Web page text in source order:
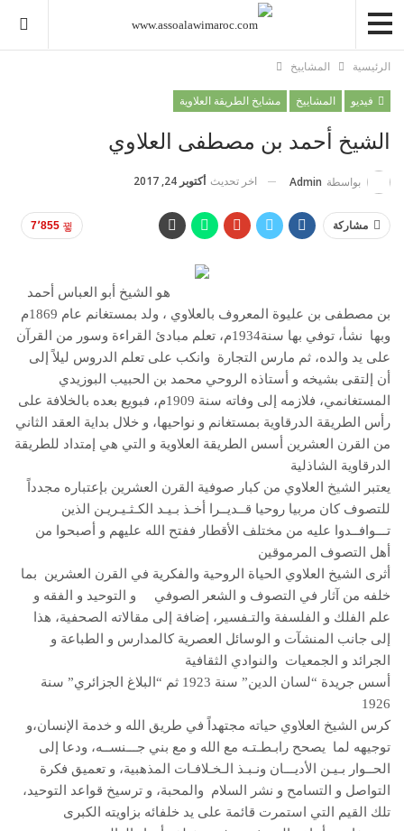
الرئيسية المشاييخ
فيديو المشاييخ مشايخ الطريقة العلاوية
الشيخ أحمد بن مصطفى العلاوي
بواسطة Admin اخر تحديث أكتوبر 24, 2017
7٬855 مشاركة
هو الشيخ أبو العباس أحمد
بن مصطفى بن عليوة المعروف بالعلاوي ، ولد بمستغانم عام 1869م
وبها نشأ، توفي بها سنة1934م، تعلم مبادئ القراءة وسور من القرآن
على يد والده، ثم مارس التجارة وانكب على تعلم الدروس ليلاً إلى
أن إلتقى بشيخه و أستاذه الروحي محمد بن الحبيب البوزيدي
المستغانمي، فلازمه إلى وفاته سنة 1909م، فبويع بعده بالخلافة على
رأس الطريقة الدرقاوية بمستغانم و نواحيها، و خلال بداية العقد الثاني
من القرن العشرين أسس الطريقة العلاوية و التي هي إمتداد للطريقة
الدرقاوية الشاذلية
يعتبر الشيخ العلاوي من كبار صوفية القرن العشرين بإعتباره مجدداً
للتصوف كان مربيا روحيا قــديــرا أخـذ بـيـد الكـثـيـريـن الذين
تـــوافــدوا عليه من مختلف الأقطار ففتح الله عليهم و أصبحوا من
أهل التصوف المرموقين
أثرى الشيخ العلاوي الحياة الروحية والفكرية في القرن العشرين بما
خلفه من آثار في التصوف و الشعر الصوفي و التوحيد و الفقه و
علم الفلك و الفلسفة والتـفسير، إضافة إلى مقالاته الصحفية، هذا
إلى جانب المنشآت و الوسائل العصرية كالمدارس و الطباعة و
الجرائد و الجمعيات والنوادي الثقافية
أسس جريدة “لسان الدين” سنة 1923 ثم “البلاغ الجزائري” سنة
1926
كرس الشيخ العلاوي حياته مجتهداً في طريق الله و خدمة الإنسان،و
توجيهه لما يصحح رابـطـتـه مع الله و مع بني جـــنســه، ودعا إلى
الحــوار بـيـن الأديـــان ونـبـذ الـخـلافـات المذهبية، و تعميق فكرة
التواصل و التسامح و نشر السلام والمحبة، و ترسيخ قواعد التوحيد،
تلك القيم التي استمرت قائمة على يد خلفائه بزاويته الكبرى